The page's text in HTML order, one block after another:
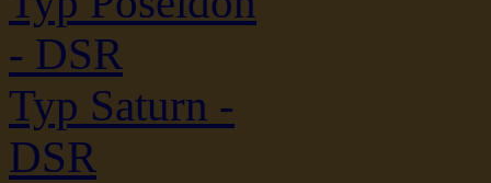
- DSR
Typ Saturn -
DSR